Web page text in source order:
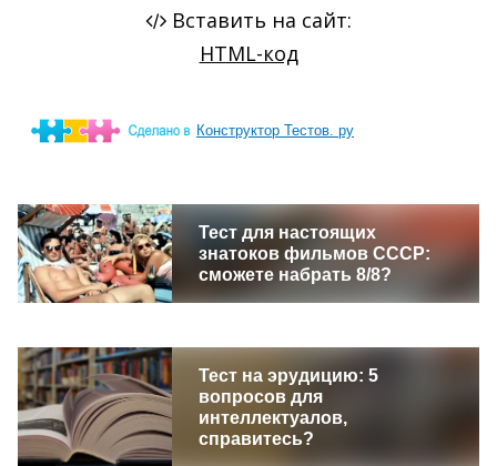
Конструктор Тестов. ру
Тест для настоящих
знатоков фильмов СССР:
сможете набрать 8/8?
Тест на эрудицию: 5
вопросов для
интеллектуалов,
справитесь?